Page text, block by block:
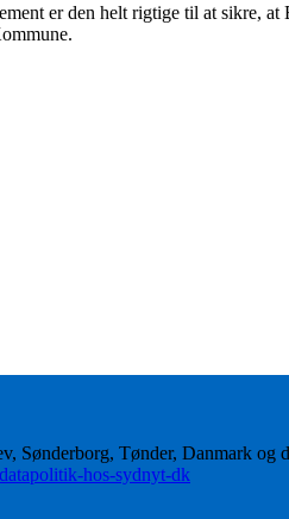
er den helt rigtige til at sikre,
Sønderborg, Tønder, Danmark og
hos-sydnyt-dk